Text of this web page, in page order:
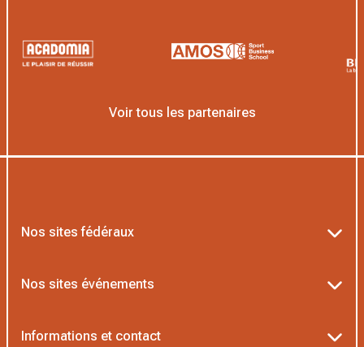
Voir tous les partenaires
Nos sites fédéraux
Nos sites événements
Informations et contact